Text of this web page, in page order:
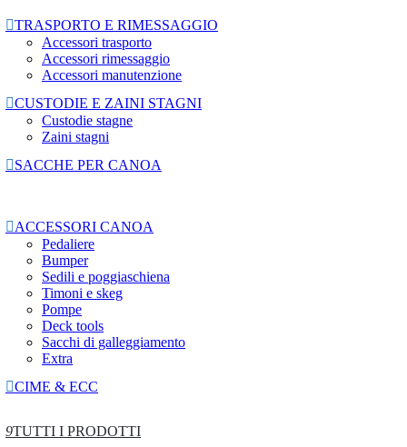
TRASPORTO E RIMESSAGGIO
Accessori trasporto
Accessori rimessaggio
Accessori manutenzione
CUSTODIE E ZAINI STAGNI
Custodie stagne
Zaini stagni
SACCHE PER CANOA
ACCESSORI CANOA
Pedaliere
Bumper
Sedili e poggiaschiena
Timoni e skeg
Pompe
Deck tools
Sacchi di galleggiamento
Extra
CIME & ECC
9TUTTI I PRODOTTI